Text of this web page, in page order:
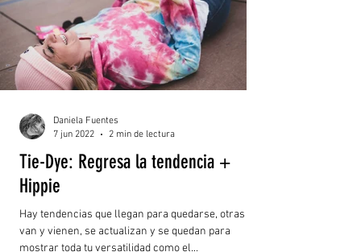
Tie-Dye: Regresa la tendencia +
Hippie
Hay tendencias que llegan para quedarse, otras que
van y vienen, se actualizan y se quedan para
mostrar toda tu versatilidad como el...
Daniela Fuentes
7 jun 2022
2 min de lectura